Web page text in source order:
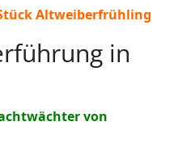
Altweiberfrühling
in
von